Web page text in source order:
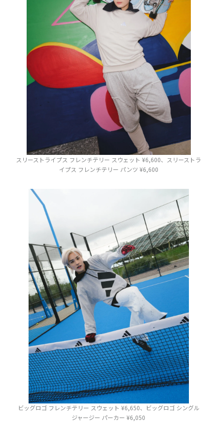
スリーストライプス フレンチテリー スウェット ¥6,600、スリーストラ
イプス フレンチテリー パンツ ¥6,600
ビッグロゴ フレンチテリー スウェット ¥6,650、ビッグロゴ シングル
ジャージー パーカー ¥6,050